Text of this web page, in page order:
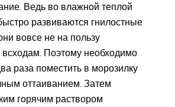
Ведь во влажной теплой
развиваются гнилостные
вовсе не на пользу
Поэтому необходимо
раза поместить в морозилку
оттаиванием. Затем
горячим раствором